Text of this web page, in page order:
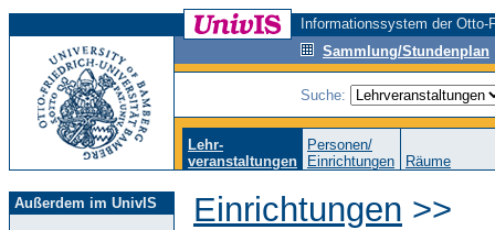
Informationssystem der
Sammlung/Stundenplan
Suche:
Lehr-
veranstaltungen
Personen/
Einrichtungen
Räume
Außerdem im UnivIS Einrichtungen >>